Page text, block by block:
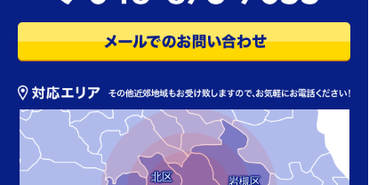
北区
岩槻区